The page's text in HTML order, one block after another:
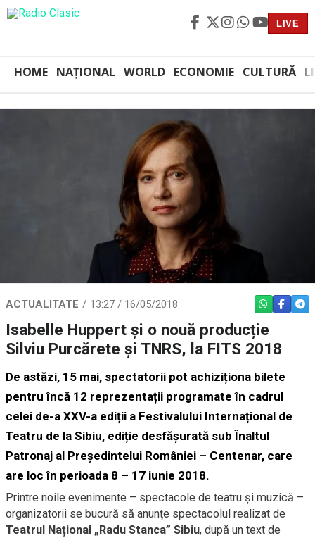
LIVE
HOME NAȚIONAL WORLD ECONOMIE CULTURĂ
ACTUALITATE 13:27 / 16/05/2018 WHATSAPP
Isabelle Huppert și o nouă producție
Silviu Purcărete și TNRS, la FITS 2018
De astăzi, 15 mai, spectatorii pot achiziționa bilete
pentru încă 12 reprezentații programate în cadrul
celei de-a XXV-a ediții a Festivalului Internațional de
Teatru de la Sibiu, ediție desfășurată sub Înaltul
Patronaj al Președintelui României – Centenar, care
are loc în perioada 8 – 17 iunie 2018.
Printre noile evenimente – spectacole de teatru și muzică –
organizatorii se bucură să anunțe spectacolul realizat de
Teatrul Național „Radu Stanca” Sibiu, după un text de